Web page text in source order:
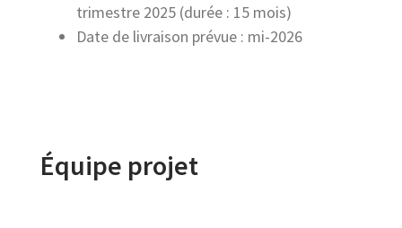
trimestre 2025 (durée : 15 mois)
Date de livraison prévue : mi-2026
Équipe projet